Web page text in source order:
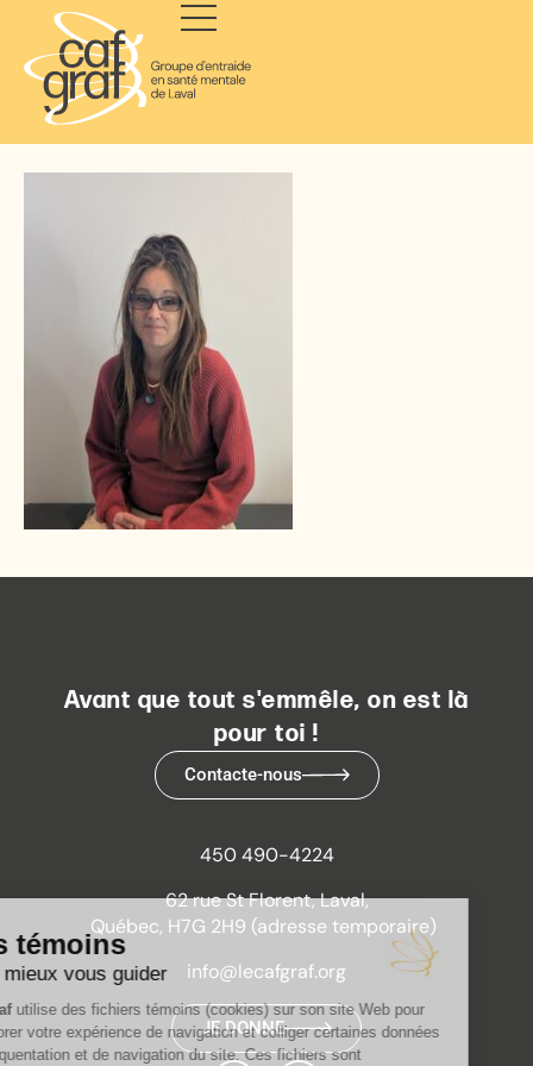
Avant que tout s'emmêle, on est là
pour toi !
Contacte-nous
450 490-4224
62 rue St Florent, Laval,
Québec, H7G 2H9 (adresse temporaire)
info@lecafgraf.org
JE DONNE